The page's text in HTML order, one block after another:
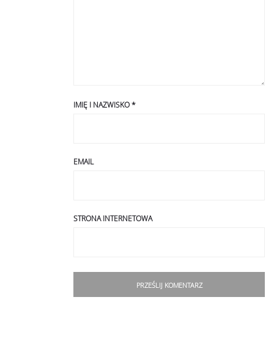
IMIĘ I NAZWISKO*
EMAIL
STRONA INTERNETOWA